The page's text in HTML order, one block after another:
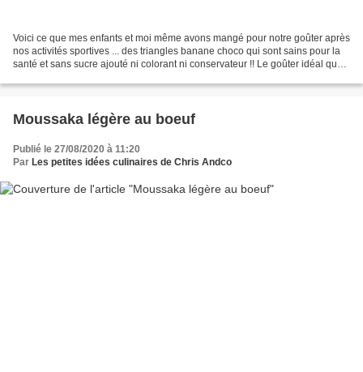
Voici ce que mes enfants et moi même avons mangé pour notre goûter après
nos activités sportives ... des triangles banane choco qui sont sains pour la
santé et sans sucre ajouté ni colorant ni conservateur !! Le goûter idéal que
Moussaka légère au boeuf
Publié le 27/08/2020 à 11:20
Par Les petites idées culinaires de Chris Andco